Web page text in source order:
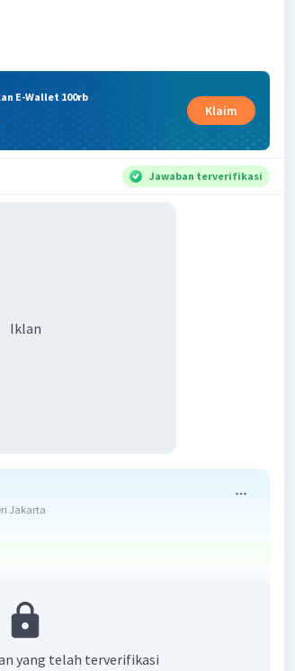
E-Wallet 100rb
Klaim
Jawaban terverifikasi
Iklan
Jakarta
yang telah terverifikasi